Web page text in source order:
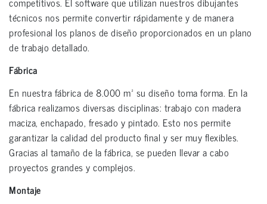
técnicos nos permite convertir rápidamente y de manera
profesional los planos de diseño proporcionados en un plano
de trabajo detallado.
Fábrica
En nuestra fábrica de 8.000 m² su diseño toma forma. En la
fábrica realizamos diversas disciplinas: trabajo con madera
maciza, enchapado, fresado y pintado. Esto nos permite
garantizar la calidad del producto final y ser muy flexibles.
Gracias al tamaño de la fábrica, se pueden llevar a cabo
proyectos grandes y complejos.
Montaje